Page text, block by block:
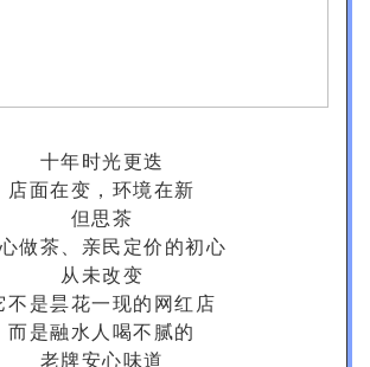
十年时光更迭
店面在变，环境在新
但思茶
做茶、亲民定价的初心
从未改变
不是昙花一现的网红店
而是融水人喝不腻的
老牌安心味道